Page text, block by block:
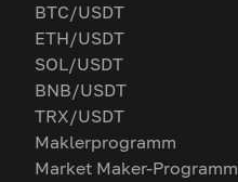
BTC/USDT
ETH/USDT
SOL/USDT
BNB/USDT
TRX/USDT
Maklerprogramm
Market Maker-Programm